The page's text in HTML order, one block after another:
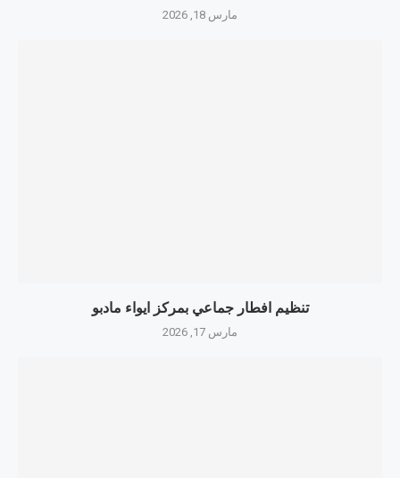
مارس 18, 2026
تنظيم افطار جماعي بمركز ايواء مادبو
مارس 17, 2026